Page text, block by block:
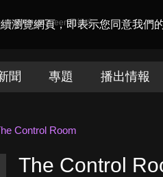
瀏覽網頁，即表示您同意我們
toDramaQueen電視迷
聞 專題 播出情報
Control Room
The Control